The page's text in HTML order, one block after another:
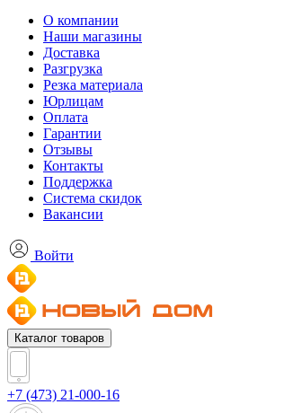
О компании
Наши магазины
Доставка
Разгрузка
Резка материала
Юрлицам
Оплата
Гарантии
Отзывы
Контакты
Поддержка
Система скидок
Вакансии
Войти
Каталог товаров
+7 (473) 21-000-16